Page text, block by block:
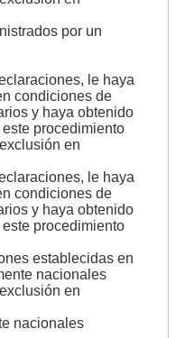
por un
le haya
condiciones de
y haya obtenido
procedimiento
en
le haya
condiciones de
y haya obtenido
procedimiento
establecidas en
nacionales
en
nacionales